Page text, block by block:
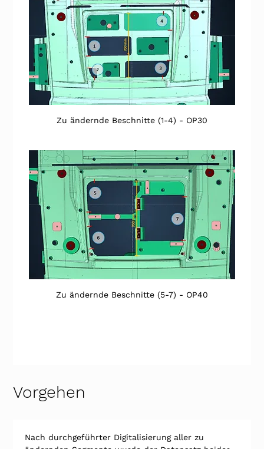
Zu ändernde Beschnitte (1-4) - OP30
Zu ändernde Beschnitte (5-7) - OP40
Vorgehen
Nach durchgeführter Digitalisierung aller zu